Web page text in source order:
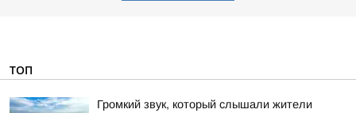
ТОП
Громкий звук, который слышали жители